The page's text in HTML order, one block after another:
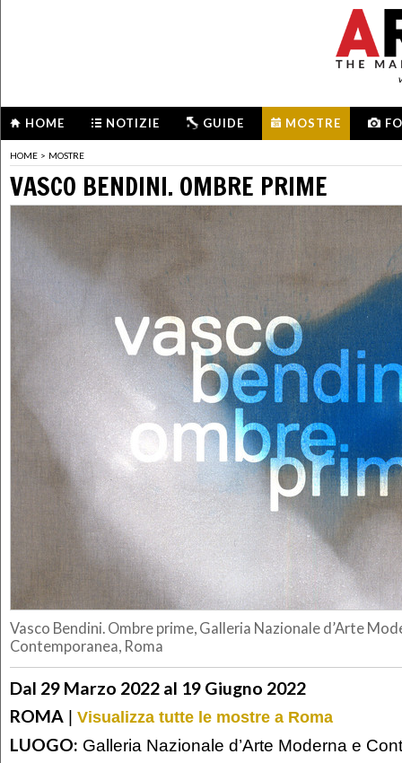
HOME NOTIZIE GUIDE MOSTRE
HOME > MOSTRE
VASCO BENDINI. OMBRE PRIME
Vasco Bendini. Ombre prime, Galleria Nazionale d’Arte
Contemporanea, Roma
Dal 29 Marzo 2022 al 19 Giugno 2022
ROMA | Visualizza tutte le mostre a Roma
LUOGO: Galleria Nazionale d’Arte Moderna e